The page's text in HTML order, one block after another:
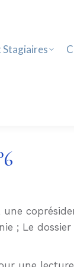
Stagiaires
; Le dossier